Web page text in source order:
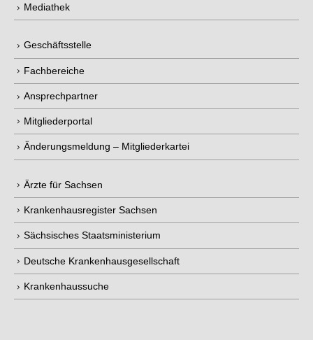
Mediathek
Geschäftsstelle
Fachbereiche
Ansprechpartner
Mitgliederportal
Änderungsmeldung – Mitgliederkartei
Ärzte für Sachsen
Krankenhausregister Sachsen
Sächsisches Staatsministerium
Deutsche Krankenhausgesellschaft
Krankenhaussuche